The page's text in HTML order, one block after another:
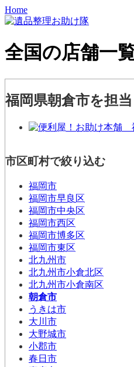
Home
全国の店舗一
福岡県朝倉市を担
市区町村で絞り込む
福岡市
福岡市早良区
福岡市中央区
福岡市西区
福岡市博多区
福岡市東区
北九州市
北九州市小倉北区
北九州市小倉南区
朝倉市
うきは市
大川市
大野城市
小郡市
春日市